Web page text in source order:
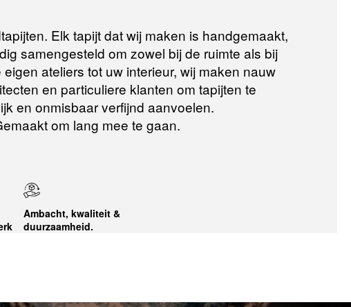
Elk tapijt dat wij maken is handgemaakt,
samengesteld om zowel bij de ruimte als bij
ateliers tot uw interieur, wij maken nauw
en particuliere klanten om tapijten te
en onmisbaar verfijnd aanvoelen.
om lang mee te gaan.
Ambacht, kwaliteit &
duurzaamheid.